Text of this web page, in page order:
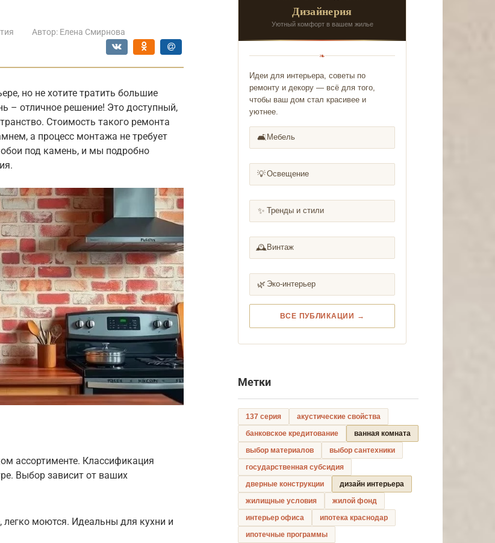
Автор: Елена Смирнова
но не хотите тратить большие
– отличное решение! Это доступный,
Стоимость такого ремонта
а процесс монтажа не требует
под камень, и мы подробно
ассортименте. Классификация
Выбор зависит от ваших
моются. Идеальны для кухни и
Дизайнерия
Уютный комфорт в вашем жилье
❧
Идеи для интерьера, советы по
ремонту и декору — всё для того,
чтобы ваш дом стал красивее и
уютнее.
🛋️ Мебель
💡Освещение
✨ Тренды и стили
🕰️ Винтаж
🌿 Эко-интерьер
ВСЕ ПУБЛИКАЦИИ →
Метки
137 серия
акустические свойства
банковское кредитование
ванная комната
выбор материалов
выбор сантехники
государственная субсидия
дверные конструкции
дизайн интерьера
жилищные условия
жилой фонд
интерьер офиса
ипотека краснодар
ипотечные программы